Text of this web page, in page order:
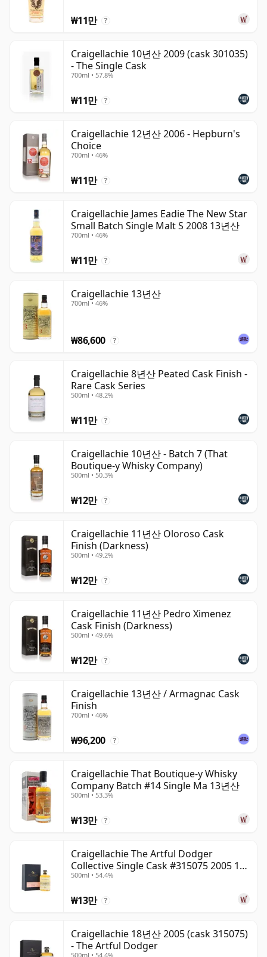
₩11만 ?
Craigellachie 10년산 2009 (cask 301035)
- The Single Cask
700ml • 57.8%
₩11만 ?
Craigellachie 12년산 2006 - Hepburn's
Choice
700ml • 46%
₩11만 ?
Craigellachie James Eadie The New Star
Small Batch Single Malt S 2008 13년산
700ml • 46%
₩11만 ?
Craigellachie 13년산
700ml • 46%
₩86,600 ?
Craigellachie 8년산 Peated Cask Finish -
Rare Cask Series
500ml • 48.2%
₩11만 ?
Craigellachie 10년산 - Batch 7 (That
Boutique-y Whisky Company)
500ml • 50.3%
₩12만 ?
Craigellachie 11년산 Oloroso Cask
Finish (Darkness)
500ml • 49.2%
₩12만 ?
Craigellachie 11년산 Pedro Ximenez
Cask Finish (Darkness)
500ml • 49.6%
₩12만 ?
Craigellachie 13년산 / Armagnac Cask
Finish
700ml • 46%
₩96,200 ?
Craigellachie That Boutique-y Whisky
Company Batch #14 Single Ma 13년산
500ml • 53.3%
₩13만 ?
Craigellachie The Artful Dodger
Collective Single Cask #315075 2005 18
년산
500ml • 54.4%
₩13만 ?
Craigellachie 18년산 2005 (cask 315075)
- The Artful Dodger
500ml • 54.4%